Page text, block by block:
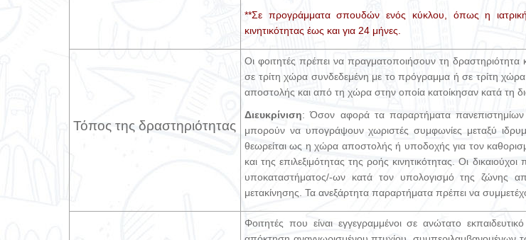
**Σε προγράμματα σπουδών ενός κύκλου, όπως η
κινητικότητας έως και για 24 μήνες.
Τόπος της δραστηριότητας
Οι φοιτητές πρέπει να πραγματοποιήσουν τη
σε τρίτη χώρα συνδεδεμένη με το πρόγραμμα ή σε τρίτη
αποστολής και από τη χώρα στην οποία κατοίκησαν κατά τη
Διευκρίνιση: Όσον αφορά τα παραρτήματα
μπορούν να υπογράψουν χωριστές συμφωνίες μεταξύ
θεωρείται ως η χώρα αποστολής ή υποδοχής για τον
και της επιλεξιμότητας της ροής κινητικότητας. Οι
υποκαταστήματος/-ων κατά τον υπολογισμό της ζώνης
μετακίνησης. Τα ανεξάρτητα παραρτήματα πρέπει να
Φοιτητές που είναι εγγεγραμμένοι σε ανώτατο